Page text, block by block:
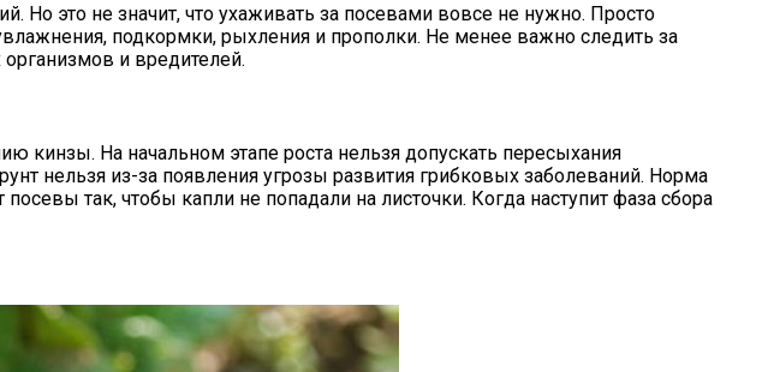
Но это не значит, что ухаживать за посевами вовсе не нужно. Просто
подкормки, рыхления и прополки. Не менее важно следить за
и вредителей.
кинзы. На начальном этапе роста нельзя допускать пересыхания
нельзя из-за появления угрозы развития грибковых заболеваний. Норма
так, чтобы капли не попадали на листочки. Когда наступит фаза сбора